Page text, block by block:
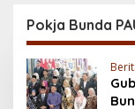
Layar 120 Hz &
Snapdragon
Pokja Bunda